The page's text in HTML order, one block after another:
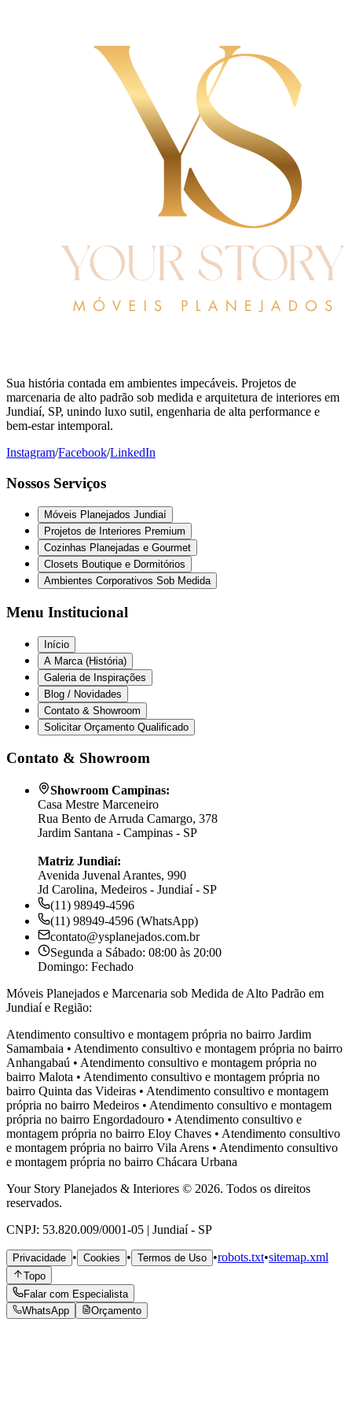
Sua história contada em ambientes impecáveis. Projetos de
marcenaria de alto padrão sob medida e arquitetura de interiores em
Jundiaí, SP, unindo luxo sutil, engenharia de alta performance e
bem-estar intemporal.
Instagram/Facebook/LinkedIn
Nossos Serviços
Móveis Planejados Jundiaí
Projetos de Interiores Premium
Cozinhas Planejadas e Gourmet
Closets Boutique e Dormitórios
Ambientes Corporativos Sob Medida
Menu Institucional
Início
A Marca (História)
Galeria de Inspirações
Blog / Novidades
Contato & Showroom
Solicitar Orçamento Qualificado
Contato & Showroom
Showroom Campinas:
Casa Mestre Marceneiro
Rua Bento de Arruda Camargo, 378
Jardim Santana - Campinas - SP
Matriz Jundiaí:
Avenida Juvenal Arantes, 990
Jd Carolina, Medeiros - Jundiaí - SP
(11) 98949-4596
(11) 98949-4596 (WhatsApp)
contato@ysplanejados.com.br
Segunda a Sábado: 08:00 às 20:00
Domingo: Fechado
Móveis Planejados e Marcenaria sob Medida de Alto Padrão em
Jundiaí e Região:
Atendimento consultivo e montagem própria no bairro Jardim
Samambaia • Atendimento consultivo e montagem própria no bairro
Anhangabaú • Atendimento consultivo e montagem própria no
bairro Malota • Atendimento consultivo e montagem própria no
bairro Quinta das Videiras • Atendimento consultivo e montagem
própria no bairro Medeiros • Atendimento consultivo e montagem
própria no bairro Engordadouro • Atendimento consultivo e
montagem própria no bairro Eloy Chaves • Atendimento consultivo
e montagem própria no bairro Vila Arens • Atendimento consultivo
e montagem própria no bairro Chácara Urbana
Your Story Planejados & Interiores © 2026. Todos os direitos
reservados.
CNPJ: 53.820.009/0001-05 | Jundiaí - SP
Privacidade • Cookies • Termos de Uso •robots.txt•sitemap.xml
Topo
Falar com Especialista
WhatsApp
Orçamento